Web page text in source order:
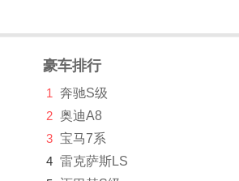
豪车排行
1 奔驰S级
2 奥迪A8
3 宝马7系
4 雷克萨斯LS